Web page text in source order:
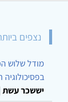
נצפים
מודל שלוש
יששכר עשת